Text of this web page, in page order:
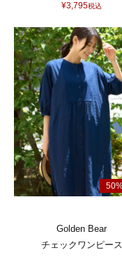
¥3,795税込
Golden Bear
チェックワンピース